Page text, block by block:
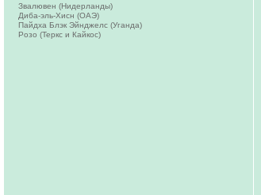
Звалювен (Нидерланды)
Диба-эль-Хисн (ОАЭ)
Пайдха Блэк Эйнджелс (Уганда)
Розо (Теркс и Кайкос)